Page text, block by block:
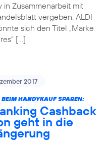
in Zusammenarbeit mit
vergeben. ALDI
sich den Titel „Marke
[…]
2017
BEIM HANDYKAUF SPAREN:
Cashback
geht in die